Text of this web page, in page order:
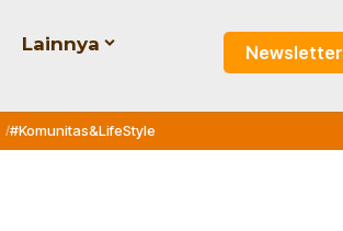
Lainnya Newsletter
#Komunitas&LifeStyle